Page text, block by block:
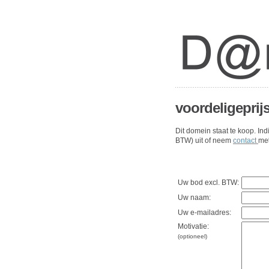
Dit domein staat te koop.
BTW) uit of neem contact
Uw bod excl. BTW:
Uw naam:
Uw e-mailadres:
Motivatie:
(optioneel)